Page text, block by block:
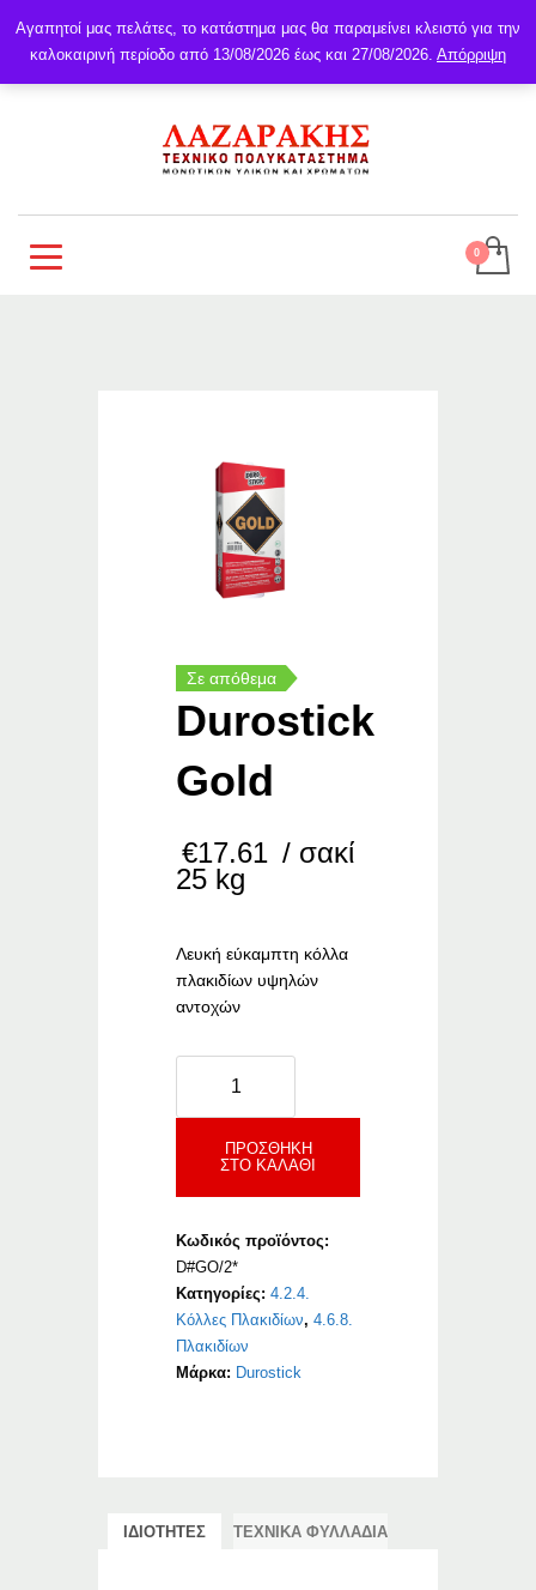
Σε απόθεμα
Durostick
Gold
€17.61 / σακί
25 kg
Λευκή εύκαμπτη κόλλα
πλακιδίων υψηλών
αντοχών
ποσότητα
ΠΡΟΣΘΉΚΗ
ΣΤΟ ΚΑΛΆΘΙ
Κωδικός προϊόντος:
D#GO/2*
Κατηγορίες:4.2.4.
Κόλλες Πλακιδίων,4.6.8.
Πλακιδίων
Μάρκα: Durostick
ΙΔΙΟΤΗΤΕΣ ΤΕΧΝΙΚΑ ΦΥΛΛΑΔΙΑ
Αγαπητοί μας πελάτες, το κατάστημα μας θα παραμείνει κλειστό για την
καλοκαιρινή περίοδο από 13/08/2026 έως και 27/08/2026. Απόρριψη